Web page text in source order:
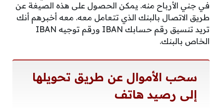
في جني الأرباح منه. يمكن الحصول على هذه الصيغة عن
طريق الاتصال بالبنك الذي تتعامل معه. معه أخبرهم أنك
تريد تنسيق رقم حسابك IBAN ورقم توجيه IBAN
الخاص بالبنك.
سحب الأموال عن طريق تحويلها
إلى رصيد هاتف